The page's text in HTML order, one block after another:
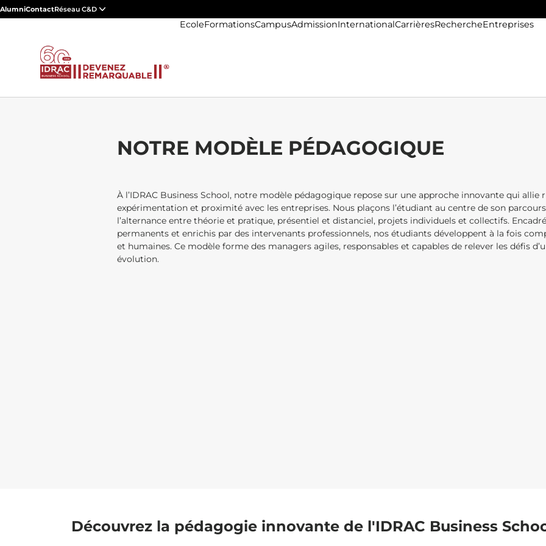
AlumniContactRéseau C&D
EcoleFormationsCampusAdmissionInternationalCarrièresRechercheEntreprises
NOTRE MODÈLE PÉDAGOGIQUE
À l’IDRAC Business School, notre modèle pédagogique repose sur une approche innovante qui allie
expérimentation et proximité avec les entreprises. Nous plaçons l’étudiant au centre de son
l’alternance entre théorie et pratique, présentiel et distanciel, projets individuels et collectifs.
permanents et enrichis par des intervenants professionnels, nos étudiants développent à la fois
et humaines. Ce modèle forme des managers agiles, responsables et capables de relever les défis
évolution.
Découvrez la pédagogie innovante de l'IDRAC Business